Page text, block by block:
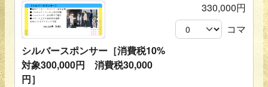
シルバースポンサー［消費税10%
対象300,000円 消費税30,000
円］
330,000円
コマ